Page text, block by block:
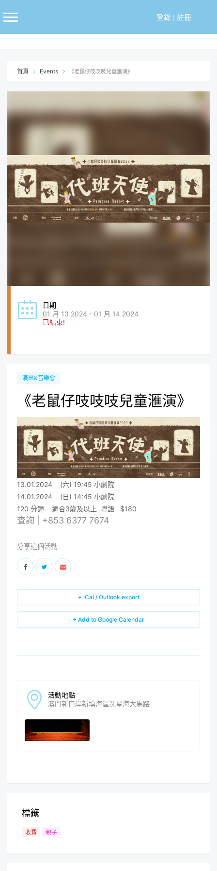
至
登錄| 註冊
首頁 Events 《老鼠仔吱吱吱兒童滙演》
日期
01 月 13 2024 - 01 月 14 2024
已結束!
演出&音樂會
《老鼠仔吱吱吱兒童滙演》
13.01.2024 (六) 19:45 小劇院
14.01.2024 (日) 14:45 小劇院
120 分鐘 適合3歲及以上 粵語 $180
查詢 | +853 6377 7674
分享這個活動
+ Add to Google Calendar
+ iCal / Outlook export
活動地點
澳門新口岸新填海區冼星海大馬路
標籤
收費 親子